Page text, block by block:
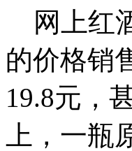
网上红
的价格销
19.8元，
上，一